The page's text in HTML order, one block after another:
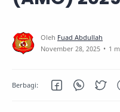
1